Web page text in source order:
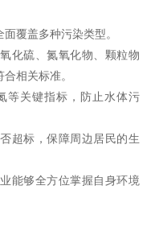
覆盖多种污染类型。
化硫、氮氧化物、颗粒物
相关标准。
等关键指标，防止水体污
超标，保障周边居民的生
能够全方位掌握自身环境